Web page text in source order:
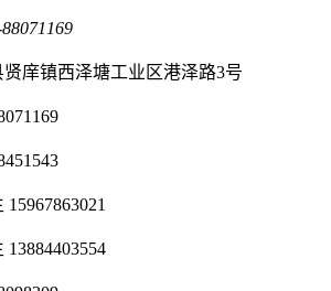
庠镇西泽塘工业区港泽路3号